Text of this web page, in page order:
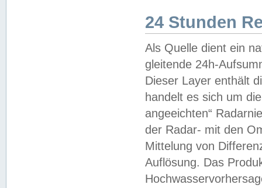
24 Stunden
Als Quelle dient ein
gleitende 24h-
Dieser Layer enthält
handelt es sich um
angeeichten“
der Radar- mit den
Mittelung von
Auflösung. Das